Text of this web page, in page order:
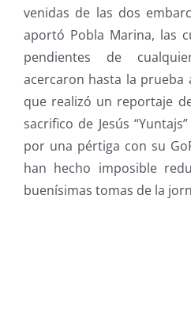
venidas de las dos
aportó Pobla Marina, las
pendientes de
acercaron hasta la prueba
que realizó un reportaje
sacrifico de Jesús
por una pértiga con su
han hecho imposible
buenísimas tomas de la